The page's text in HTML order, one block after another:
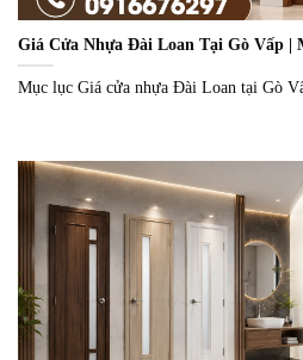
Giá Cửa Nhựa Đài Loan Tại Gò Vấp |
Mục lục Giá cửa nhựa Đài Loan tại Gò